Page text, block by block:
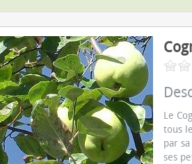
Le
tous
par
ses